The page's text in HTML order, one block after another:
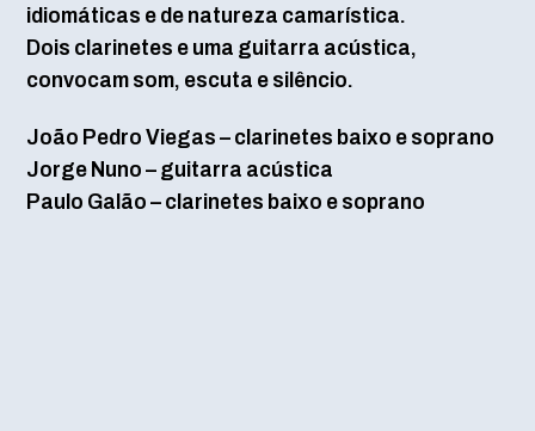
idiomáticas e de natureza camarística.
Dois clarinetes e uma guitarra acústica,
convocam som, escuta e silêncio.
João Pedro Viegas – clarinetes baixo e soprano
Jorge Nuno – guitarra acústica
Paulo Galão – clarinetes baixo e soprano